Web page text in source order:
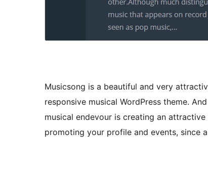
Musicsong is a beautiful and very
responsive musical WordPress theme.
musical endevour is creating an
promoting your profile and events, since